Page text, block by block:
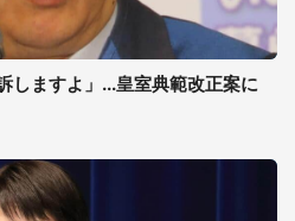
しますよ」...皇室典範改正案に